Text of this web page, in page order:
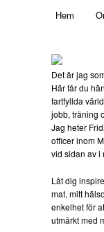
Skip to
Hem
Det är jag
Här får du
fartfyllda
jobb, träning
Jag heter
officer inom
vid sidan av i
Låt dig
mat, mitt
enkelhet för
utmärkt med